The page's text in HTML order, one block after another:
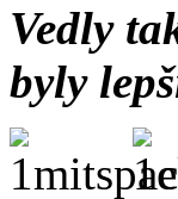
Vedly
byly